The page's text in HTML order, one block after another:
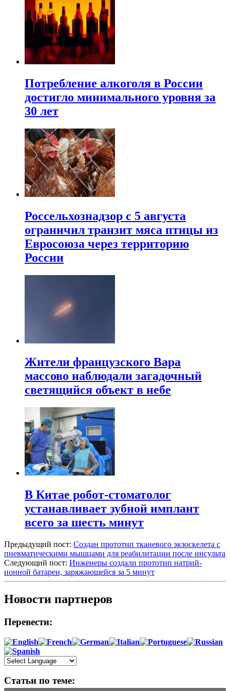
Потребление алкоголя в России
достигло минимального уровня за
30 лет
Россельхознадзор с 5 августа
ограничил транзит мяса птицы из
Евросоюза через территорию
России
Жители французского Вара
массово наблюдали загадочный
светящийся объект в небе
В Китае робот-стоматолог
устанавливает зубной имплант
всего за шесть минут
Предыдущий пост: Создан прототип тканевого экзоскелета с
пневматическими мышцами для реабилитации после инсульта
Следующий пост: Инженеры создали прототип натрий-
ионной батареи, заряжающейся за 5 минут
Новости партнеров
Перевести:
Статьи по теме: